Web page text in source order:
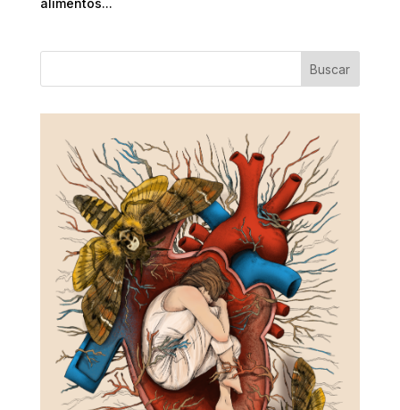
alimentos...
Buscar